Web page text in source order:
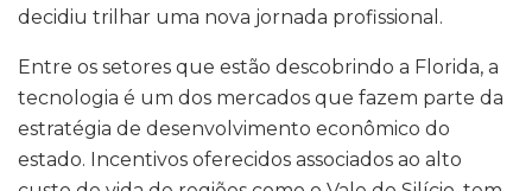
decidiu trilhar uma nova jornada profissional.
Entre os setores que estão descobrindo a Florida, a
tecnologia é um dos mercados que fazem parte da
estratégia de desenvolvimento econômico do
estado. Incentivos oferecidos associados ao alto